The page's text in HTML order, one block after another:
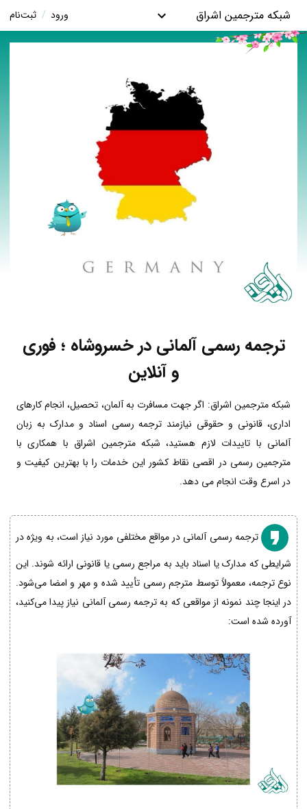
شبکه مترجمین اشراق ورود / ثبت‌نام
ترجمه رسمی آلمانی در خسروشاه ؛ فوری
و آنلاین
شبکه مترجمین اشراق: اگر جهت مسافرت به آلمان، تحصیل، انجام کارهای
اداری، قانونی و حقوقی نیازمند ترجمه رسمی اسناد و مدارک به زبان
آلمانی با تاییدات لازم هستید، شبکه مترجمین اشراق با همکاری با
مترجمین رسمی در اقصی نقاط کشور این خدمات را با بهترین کیفیت و
در اسرع وقت انجام می دهد.
ترجمه رسمی آلمانی در مواقع مختلفی مورد نیاز است، به ویژه در
شرایطی که مدارک یا اسناد باید به مراجع رسمی یا قانونی ارائه شوند. این
نوع ترجمه، معمولاً توسط مترجم رسمی تأیید شده و مهر و امضا می‌شود.
در اینجا چند نمونه از مواقعی که به ترجمه رسمی آلمانی نیاز پیدا می‌کنید،
آورده شده است: